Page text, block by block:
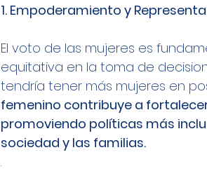
1. Empoderamiento y
El voto de las mujeres es
equitativa en la toma de
tendría tener más mujeres en
femenino contribuye a
promoviendo políticas más
sociedad y las familias.
.